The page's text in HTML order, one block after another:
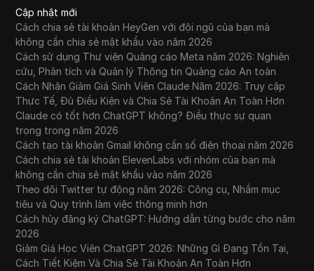
Cập nhật mới
Cách chia sẻ tài khoản HeyGen với đội ngũ của bạn mà
không cần chia sẻ mật khẩu vào năm 2026
Cách sử dụng Thư viện Quảng cáo Meta năm 2026: Nghiên
cứu, Phân tích và Quản lý Thông tin Quảng cáo An toàn
Cách Nhận Giảm Giá Sinh Viên Claude Năm 2026: Truy cập
Thực Tế, Đủ Điều Kiện và Chia Sẻ Tài Khoản An Toàn Hơn
Claude có tốt hơn ChatGPT không? Điều thực sự quan
trọng trong năm 2026
Cách tạo tài khoản Gmail không cần số điện thoại năm 2026
Cách chia sẻ tài khoản ElevenLabs với nhóm của bạn mà
không cần chia sẻ mật khẩu vào năm 2026
Theo dõi Twitter tự động năm 2026: Công cụ, Nhắm mục
tiêu và Quy trình làm việc thông minh hơn
Cách hủy đăng ký ChatGPT: Hướng dẫn từng bước cho năm
2026
Giảm Giá Học Viên ChatGPT 2026: Những Gì Đang Tồn Tại,
Cách Tiết Kiệm Và Chia Sẻ Tài Khoản An Toàn Hơn